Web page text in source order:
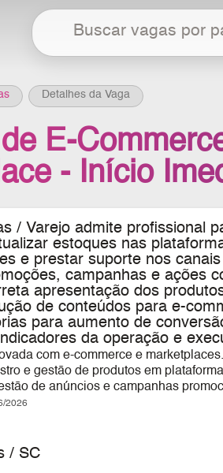
Detalhes da Vaga
E-
- Início
/ Varejo admite profissional
estoques nas
e prestar suporte nos
campanhas e ações
apresentação dos
de conteúdos para e-
para aumento de
da operação e
com e-commerce e marketplaces.
e gestão de produtos em
de anúncios e campanhas
2026
/ SC